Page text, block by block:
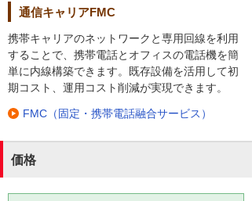
通信キャリアFMC
携帯キャリアのネットワークと専用回線を利用
することで、携帯電話とオフィスの電話機を簡
単に内線構築できます。既存設備を活用して初
期コスト、運用コスト削減が実現できます。
FMC（固定・携帯電話融合サービス）
価格